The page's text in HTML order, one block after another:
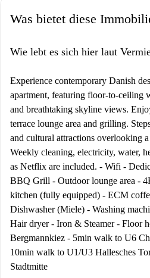
Was bietet diese
Wie lebt es sich hier laut
Experience contemporary Danish
apartment, featuring floor-to-ceiling
and breathtaking skyline views.
terrace lounge area and grilling.
and cultural attractions overlooking
Weekly cleaning, electricity, water,
as Netflix are included. - Wifi -
BBQ Grill - Outdoor lounge area -
kitchen (fully equipped) - ECM
Dishwasher (Miele) - Washing
Hair dryer - Iron & Steamer - Floor
Bergmannkiez - 5min walk to U6
10min walk to U1/U3 Hallesches
Stadtmitte